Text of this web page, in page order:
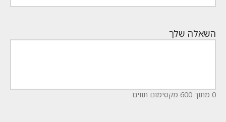
השאלה שלך
0 מתוך 600 מקסימום תווים